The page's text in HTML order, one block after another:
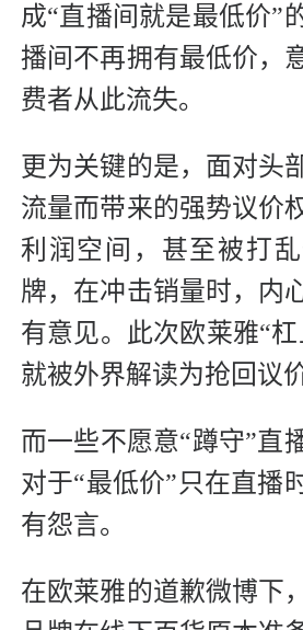
成“直播间就是最低价”
播间不再拥有最低价，
费者从此流失。
更为关键的是，面对头
流量而带来的强势议价
利润空间，甚至被打
牌，在冲击销量时，内
有意见。此次欧莱雅“杠
就被外界解读为抢回议
而一些不愿意“蹲守”直
对于“最低价”只在直播
有怨言。
在欧莱雅的道歉微博下